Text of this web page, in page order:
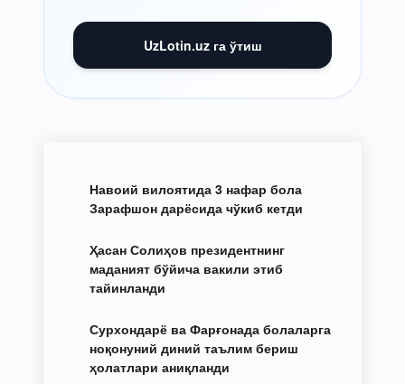
UzLotin.uz га ўтиш
Навоий вилоятида 3 нафар бола
Зарафшон дарёсида чўкиб кетди
Ҳасан Солиҳов президентнинг
маданият бўйича вакили этиб
тайинланди
Сурхондарё ва Фарғонада болаларга
ноқонуний диний таълим бериш
ҳолатлари аниқланди